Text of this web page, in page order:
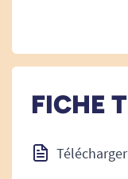
Conçu
Carbon
déplacements
aux utilisateurs
autonomie, que
sans
FICHE